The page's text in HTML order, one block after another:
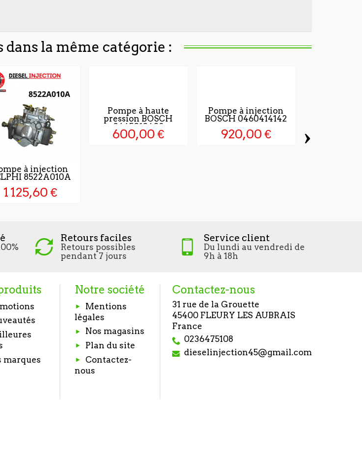
la même catégorie :
à injection
8522A010A
1 125,60 €
Pompe à haute
pression BOSCH
0445010408
600,00 €
Pompe à injection
BOSCH 0460414142
920,00 € ›
Retours faciles
Retours possibles
pendant 7 jours
Service client
Du lundi au vendredi de
9h à 18h
marques
Notre société
Mentions
légales
Nos magasins
Plan du site
Contactez-
nous
Contactez-nous
31 rue de la Grouette
45400 FLEURY LES AUBRAIS
France
0236475108
dieselinjection45@gmail.com